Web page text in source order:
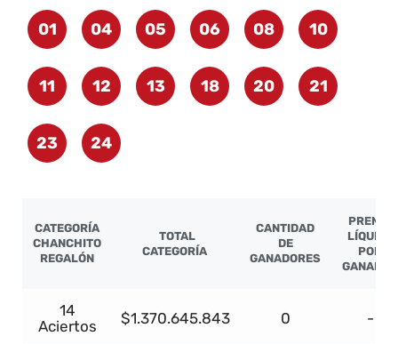
01 04 05 06 08 10
11 12 13 18 20 21
23 24
CATEGORÍA
CHANCHITO
REGALÓN
TOTAL
CATEGORÍA
CANTIDAD
DE
GANADORES
PREMIO
LÍQUIDO
POR
GANADOR
14
Aciertos
$1.370.645.843 0 -